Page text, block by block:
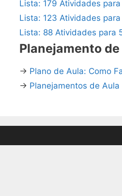
Lista: 179 Atividades
Lista: 123 Atividades
Lista: 88 Atividades para
Planejamento de
→ Plano de Aula: Como
→ Planejamentos de Aula